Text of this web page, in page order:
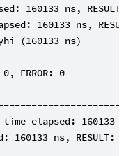
160133 ns, RESULT:
160133 ns,
(160133 ns)
0, ERROR: 0
elapsed: 160133 ns,
ns, RESULT: